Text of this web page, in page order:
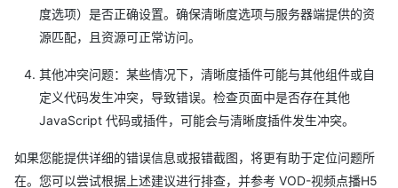
度选项）是否正确设置。确保清晰度选项与服务器端提供的资
源匹配，且资源可正常访问。
其他冲突问题：某些情况下，清晰度插件可能与其他组件或自
定义代码发生冲突，导致错误。检查页面中是否存在其他
JavaScript 代码或插件，可能会与清晰度插件发生冲突。
如果您能提供详细的错误信息或报错截图，将更有助于定位问题所
在。您可以尝试根据上述建议进行排查，并参考 VOD-视频点播H5